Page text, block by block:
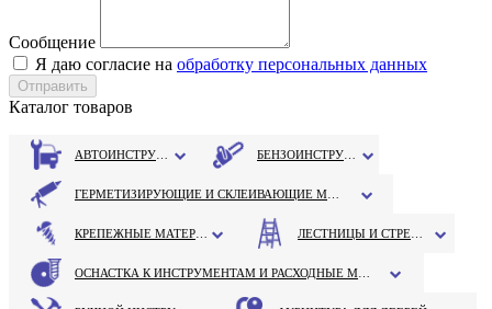
Сообщение
Я даю согласие на обработку персональных данных
Каталог товаров